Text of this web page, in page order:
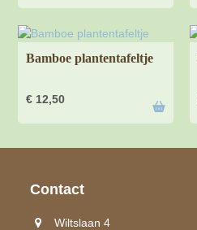
Bamboe plantentafeltje
€ 12,50
Contact
Wiltslaan 4